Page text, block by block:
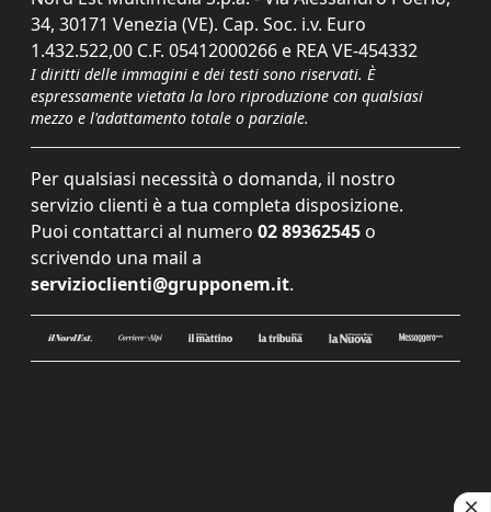
34, 30171 Venezia (VE). Cap. Soc. i.v. Euro
1.432.522,00 C.F. 05412000266 e REA VE-454332
I diritti delle immagini e dei testi sono riservati. È
espressamente vietata la loro riproduzione con qualsiasi
mezzo e l'adattamento totale o parziale.
Per qualsiasi necessità o domanda, il nostro
servizio clienti è a tua completa disposizione.
Puoi contattarci al numero 02 89362545 o
scrivendo una mail a
servizioclienti@grupponem.it.